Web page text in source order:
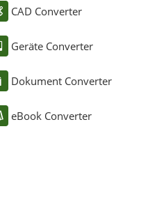
CAD Converter
Geräte Converter
Dokument Converter
eBook Converter